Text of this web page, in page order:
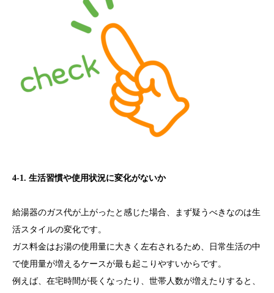
4-1. 生活習慣や使用状況に変化がないか
給湯器のガス代が上がったと感じた場合、まず疑うべきなのは生
活スタイルの変化です。
ガス料金はお湯の使用量に大きく左右されるため、日常生活の中
で使用量が増えるケースが最も起こりやすいからです。
例えば、在宅時間が長くなったり、世帯人数が増えたりすると、